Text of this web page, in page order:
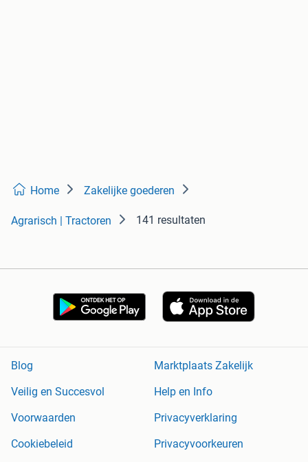
Home Zakelijke goederen
Agrarisch | Tractoren 141 resultaten
Blog
Marktplaats Zakelijk
Veilig en Succesvol
Help en Info
Voorwaarden
Privacyverklaring
Cookiebeleid
Privacyvoorkeuren